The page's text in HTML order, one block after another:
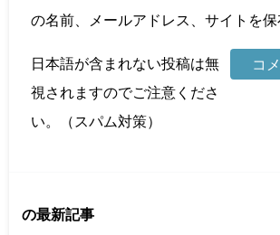
の名前、メールアドレス、サイトを保
日本語が含まれない投稿は無
視されますのでご注意くださ
い。（スパム対策）
の最新記事